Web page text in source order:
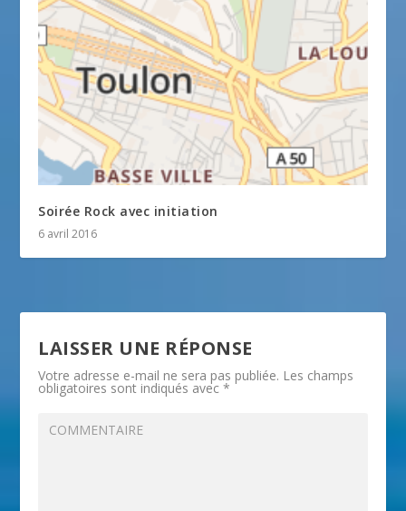
Soirée Rock avec initiation
6 avril 2016
LAISSER UNE RÉPONSE
Votre adresse e-mail ne sera pas publiée. Les champs
obligatoires sont indiqués avec*